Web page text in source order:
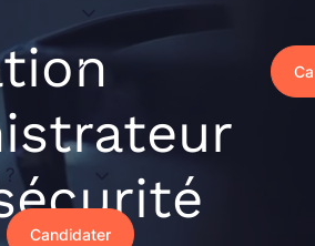
Candidater